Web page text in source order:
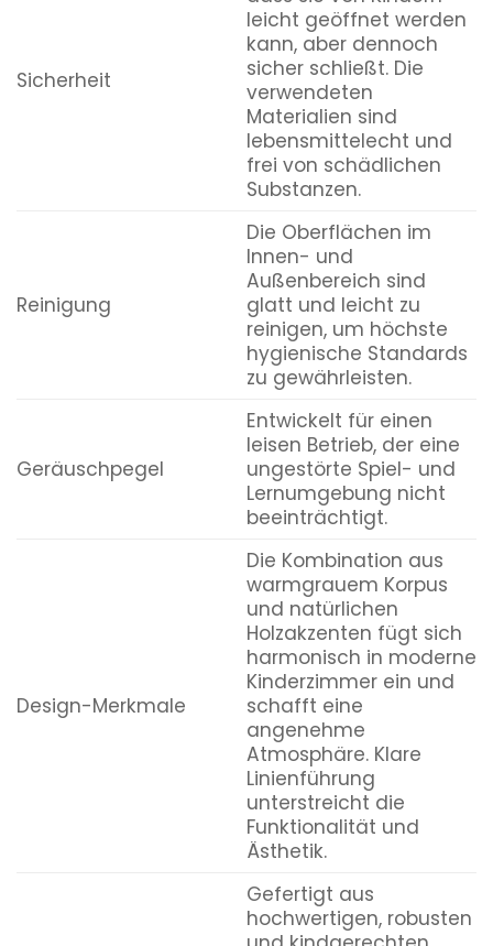
Sicherheit
leicht geöffnet werden
kann, aber dennoch
sicher schließt. Die
verwendeten
Materialien sind
lebensmittelecht und
frei von schädlichen
Substanzen.
Reinigung
Die Oberflächen im
Innen- und
Außenbereich sind
glatt und leicht zu
reinigen, um höchste
hygienische Standards
zu gewährleisten.
Geräuschpegel
Entwickelt für einen
leisen Betrieb, der eine
ungestörte Spiel- und
Lernumgebung nicht
beeinträchtigt.
Design-Merkmale
Die Kombination aus
warmgrauem Korpus
und natürlichen
Holzakzenten fügt sich
harmonisch in moderne
Kinderzimmer ein und
schafft eine
angenehme
Atmosphäre. Klare
Linienführung
unterstreicht die
Funktionalität und
Ästhetik.
Gefertigt aus
hochwertigen, robusten